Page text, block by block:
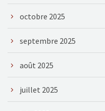
octobre 2025
septembre 2025
août 2025
juillet 2025